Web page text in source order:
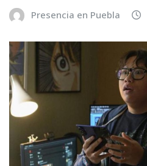
Presencia en Puebla